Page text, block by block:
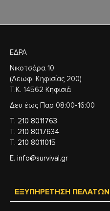
ΕΔΡΑ
Νικοτσάρα 10
(Λεωφ. Κηφισίας 200)
Τ.Κ. 14562 Κηφισιά
Δευ έως Παρ 08:00-16:00
Τ. 210 8011763
Τ. 210 8017634
Τ. 210 8011015
Ε. info@survival.gr
ΕΞΥΠΗΡΈΤΗΣΗ ΠΕΛΑΤΏΝ